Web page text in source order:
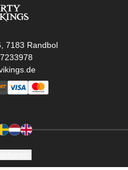
7183 Randbol